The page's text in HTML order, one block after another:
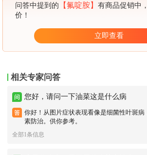
问答中提到的 【氟啶胺】 有商品促销中
价！
立即查看
相关专家问答
您好，请问一下油菜这是什么病
你好！从图片症状表现看像是细菌性叶斑病
素防治。供你参考。
全部1条信息